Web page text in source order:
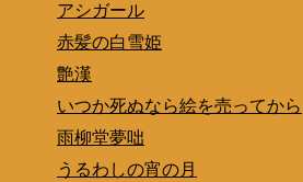
アシガール
赤髪の白雪姫
艶漢
いつか死ぬなら絵を売ってから
雨柳堂夢咄
うるわしの宵の月